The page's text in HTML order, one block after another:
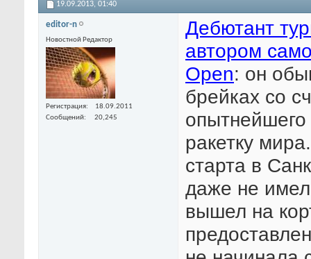
19.09.2013, 01:40
editor-n
Новостной Редактор
Регистрация
18.09.2011
Сообщений
20,245
Дебютант
автором
Open: он
брейках со
ракетку
старта в
даже не имел
вышел на